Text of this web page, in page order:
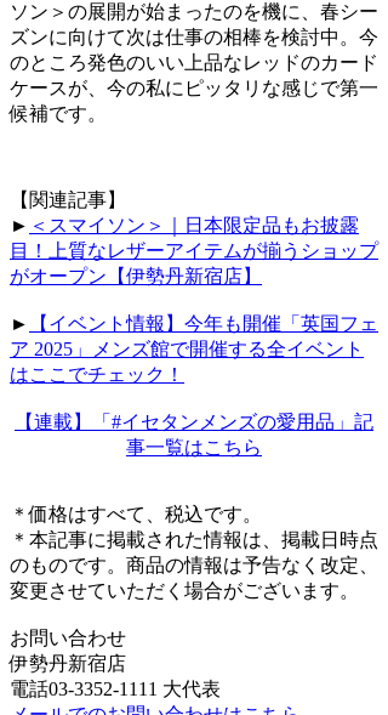
ソン＞の展開が始まったのを機に、春シー
ズンに向けて次は仕事の相棒を検討中。今
のところ発色のいい上品なレッドのカード
ケースが、今の私にピッタリな感じで第一
候補です。
【関連記事】
► ＜スマイソン＞｜日本限定品もお披露
目！上質なレザーアイテムが揃うショップ
がオープン【伊勢丹新宿店】
►
【イベント情報】今年も開催「英国フェ
ア 2025」メンズ館で開催する全イベント
はここでチェック！
【連載】「#イセタンメンズの愛用品」記
事一覧はこちら
＊価格はすべて、税込です。
＊本記事に掲載された情報は、掲載日時点
のものです。商品の情報は予告なく改定、
変更させていただく場合がございます。
お問い合わせ
伊勢丹新宿店
電話03-3352-1111 大代表